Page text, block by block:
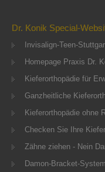
Dr. Konik Special-
Invisalign-Teen-
Homepage Praxis Dr.
Kieferorthopädie für
Ganzheitliche
Kieferorthopädie ohne
Checken Sie Ihre
Zähne ziehen - Nein
Damon-Bracket-System